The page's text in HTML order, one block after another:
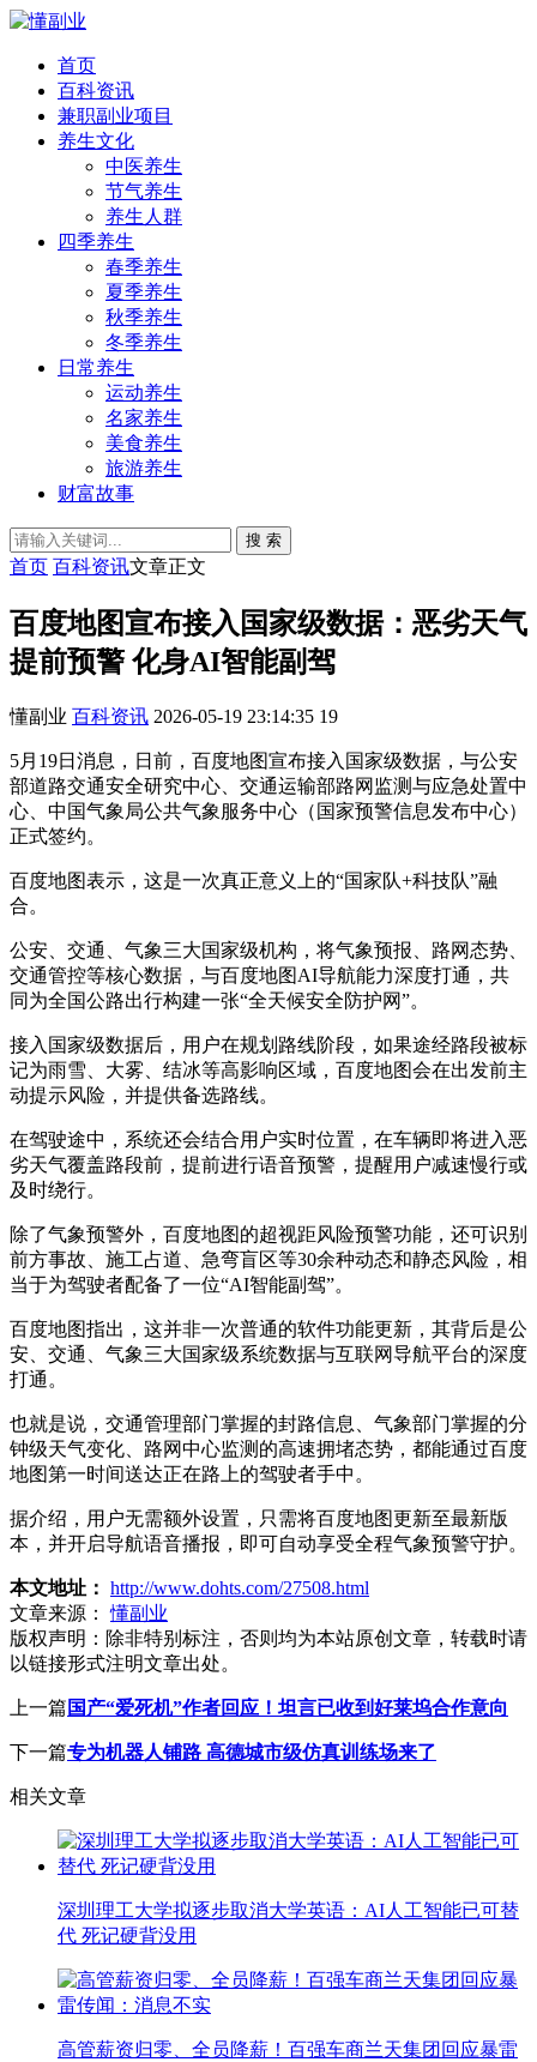
首页
百科资讯
兼职副业项目
养生文化
中医养生
节气养生
养生人群
四季养生
春季养生
夏季养生
秋季养生
冬季养生
日常养生
运动养生
名家养生
美食养生
旅游养生
财富故事
搜 索
首页 百科资讯文章正文
百度地图宣布接入国家级数据：恶劣天气
提前预警 化身AI智能副驾
懂副业 百科资讯 2026-05-19 23:14:35 19
5月19日消息，日前，百度地图宣布接入国家级数据，与公安
部道路交通安全研究中心、交通运输部路网监测与应急处置中
心、中国气象局公共气象服务中心（国家预警信息发布中心）
正式签约。
百度地图表示，这是一次真正意义上的“国家队+科技队”融
合。
公安、交通、气象三大国家级机构，将气象预报、路网态势、
交通管控等核心数据，与百度地图AI导航能力深度打通，共
同为全国公路出行构建一张“全天候安全防护网”。
接入国家级数据后，用户在规划路线阶段，如果途经路段被标
记为雨雪、大雾、结冰等高影响区域，百度地图会在出发前主
动提示风险，并提供备选路线。
在驾驶途中，系统还会结合用户实时位置，在车辆即将进入恶
劣天气覆盖路段前，提前进行语音预警，提醒用户减速慢行或
及时绕行。
除了气象预警外，百度地图的超视距风险预警功能，还可识别
前方事故、施工占道、急弯盲区等30余种动态和静态风险，相
当于为驾驶者配备了一位“AI智能副驾”。
百度地图指出，这并非一次普通的软件功能更新，其背后是公
安、交通、气象三大国家级系统数据与互联网导航平台的深度
打通。
也就是说，交通管理部门掌握的封路信息、气象部门掌握的分
钟级天气变化、路网中心监测的高速拥堵态势，都能通过百度
地图第一时间送达正在路上的驾驶者手中。
据介绍，用户无需额外设置，只需将百度地图更新至最新版
本，并开启导航语音播报，即可自动享受全程气象预警守护。
本文地址： http://www.dohts.com/27508.html
文章来源：
懂副业
版权声明： 除非特别标注，否则均为本站原创文章，转载时请
以链接形式注明文章出处。
上一篇 国产“爱死机”作者回应！坦言已收到好莱坞合作意向
下一篇专为机器人铺路 高德城市级仿真训练场来了
相关文章
深圳理工大学拟逐步取消大学英语：AI人工智能已可替
代 死记硬背没用
高管薪资归零、全员降薪！百强车商兰天集团回应暴雷